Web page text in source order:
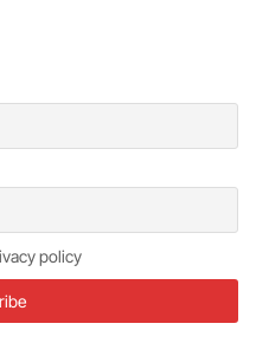
policy